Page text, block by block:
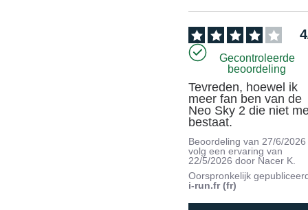
4
Gecontroleerde
beoordeling
Tevreden, hoewel ik
meer fan ben van de
Neo Sky 2 die niet
bestaat.
Beoordeling van27/6/2026
volg een ervaring van
22/5/2026 door Nacer K.
Oorspronkelijk
i-run.fr (fr)